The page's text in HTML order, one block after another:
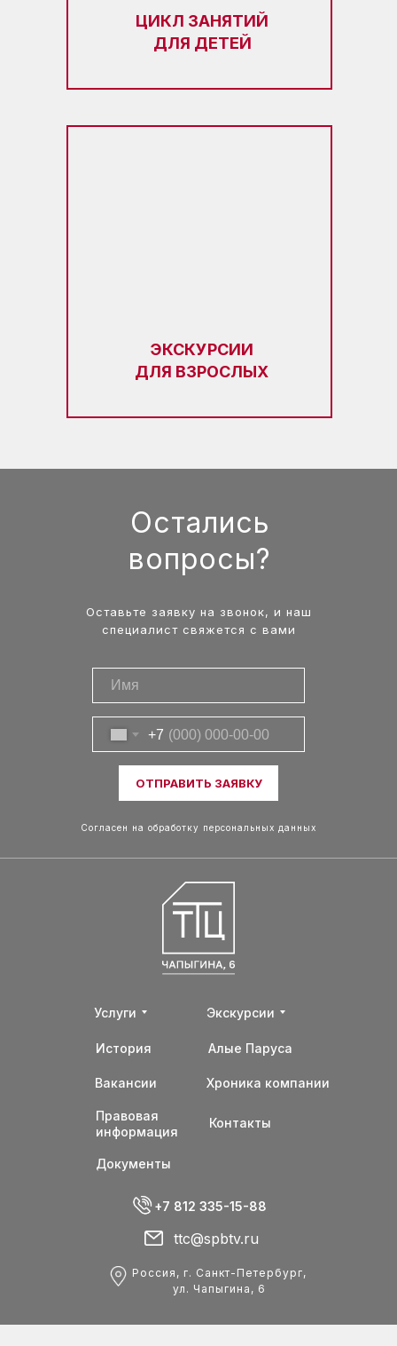
ЦИКЛ ЗАНЯТИЙ
ДЛЯ ДЕТЕЙ
ЭКСКУРСИИ
ДЛЯ ВЗРОСЛЫХ
+7 812 335-15-88
История
Хроника компании
Услуги Экскурсии
Алые Паруса
Контакты
Остались
вопросы?
Оставьте заявку на звонок, и наш
специалист свяжется с вами
+7
ОТПРАВИТЬ ЗАЯВКУ
Согласен на обработку персональных данных
ttc@spbtv.ru
Россия, г. Санкт-Петербург,
ул. Чапыгина, 6
Вакансии
Правовая
информация
Документы